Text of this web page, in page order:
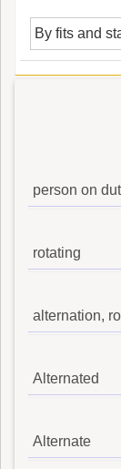
By fits and
person on
rotating
alternation,
Alternated
Alternate